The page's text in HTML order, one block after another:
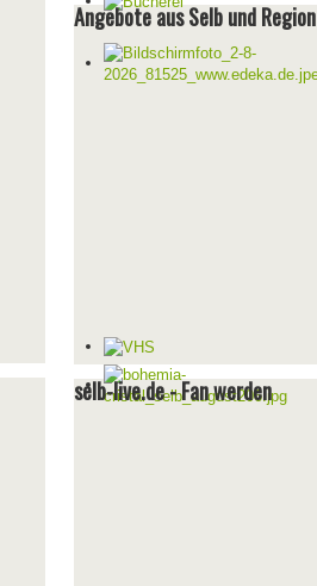
Angebote aus Selb und Region
selb-live.de - Fan werden